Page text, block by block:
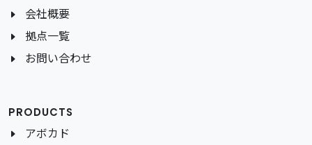
会社概要
拠点一覧
お問い合わせ
PRODUCTS
アボカド